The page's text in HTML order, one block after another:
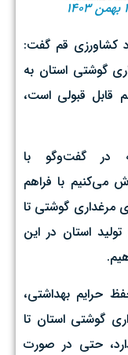
کشاورزی قم گفت:
گوشتی استان به
قابل قبولی است،
در گفت‌وگو با
می‌کنیم با فراهم
مرغداری گوشتی تا
سطح تولید استان در این
حرایم بهداشتی،
گوشتی استان تا
وجود دارد، حتی در صورت